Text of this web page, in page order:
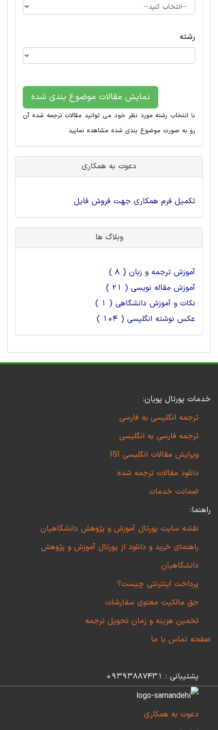
رشته
نمایش مقالات موضوع بندی شده
با انتخاب رشته مورد نظر خود می توانید مقالات ترجمه شده آن
رو به صورت موضوع بندی شده مشاهده نمایید
دعوت به همکاری
تکمیل فرم همکاری جهت فروش فایل
وبلاگ ها
آموزش ترجمه و زبان ( 8 )
آموزش مقاله نویسی ( 21 )
نکات و آموزش دانشگاهی ( 1 )
عکس نوشته انگلیسی ( 104 )
خدمات پورتال پویان:
ترجمه انگلیسی به فارسی
ترجمه فارسی به انگلیسی
ویرایش مقالات انگلیسی ISI
دانلود مقالات ترجمه شده
ضمانت خدمات
راهنما:
نقشه سایت پورتال آموزش و پژوهش دانشگاهیان
راهنمای خرید و دانلود از پورتال آموزش و پژوهش
دانشگاهیان
پرداخت اینترنتی چیست؟
حق مالکیت معنوی سفارشات
تخمین هزینه و زمان تحویل ترجمه
صفحه تماس با ما
پشتیبانی : 09393887431
دعوت به همکاری